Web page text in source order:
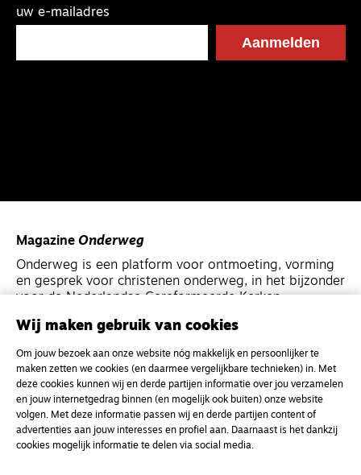
uw e-mailadres
Magazine Onderweg
Onderweg is een platform voor ontmoeting, vorming
en gesprek voor christenen onderweg, in het bijzonder
voor de Nederlandse Gereformeerde Kerken.
Kvk-nummer 33277063
NL46 INGB 0117 5827 86
info@onderwegonline.nl
Wij maken gebruik van cookies
Om jouw bezoek aan onze website nóg makkelijk en persoonlijker te
maken zetten we cookies (en daarmee vergelijkbare technieken) in. Met
deze cookies kunnen wij en derde partijen informatie over jou verzamelen
en jouw internetgedrag binnen (en mogelijk ook buiten) onze website
volgen. Met deze informatie passen wij en derde partijen content of
advertenties aan jouw interesses en profiel aan. Daarnaast is het dankzij
cookies mogelijk informatie te delen via social media.